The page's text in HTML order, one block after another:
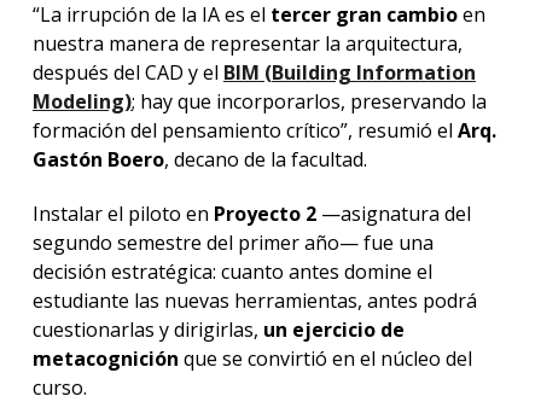
“La irrupción de la IA es el tercer gran cambioen
nuestra manera de representar la arquitectura,
después del CAD y el BIM (Building Information
Modeling); hay que incorporarlos, preservando la
formación del pensamiento crítico”, resumió el Arq.
Gastón Boero, decano de la facultad.
Instalar el piloto en Proyecto 2—asignatura del
segundo semestre del primer año— fue una
decisión estratégica: cuanto antes domine el
estudiante las nuevas herramientas, antes podrá
cuestionarlas y dirigirlas, un ejercicio de
metacognición que se convirtió en el núcleo del
curso.